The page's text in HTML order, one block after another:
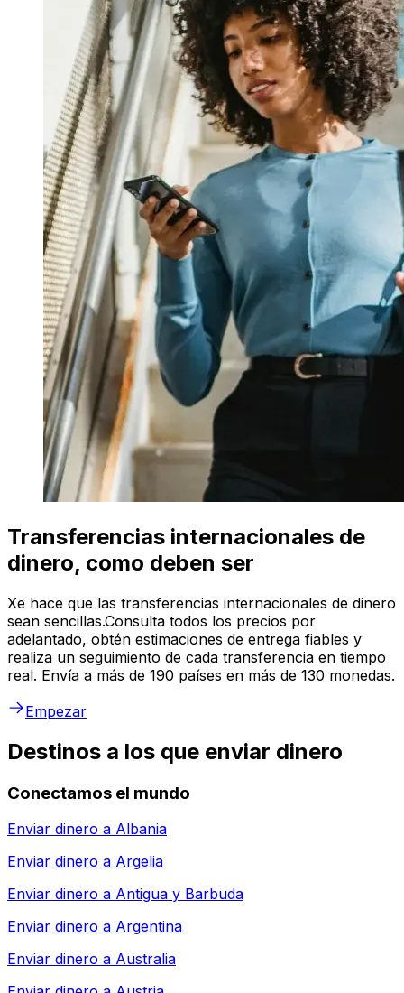
Transferencias internacionales de
dinero, como deben ser
Xe hace que las transferencias internacionales de dinero
sean sencillas.Consulta todos los precios por
adelantado, obtén estimaciones de entrega fiables y
realiza un seguimiento de cada transferencia en tiempo
real. Envía a más de 190 países en más de 130 monedas.
Empezar
Destinos a los que enviar dinero
Conectamos el mundo
Enviar dinero a Albania
Enviar dinero a Argelia
Enviar dinero a Antigua y Barbuda
Enviar dinero a Argentina
Enviar dinero a Australia